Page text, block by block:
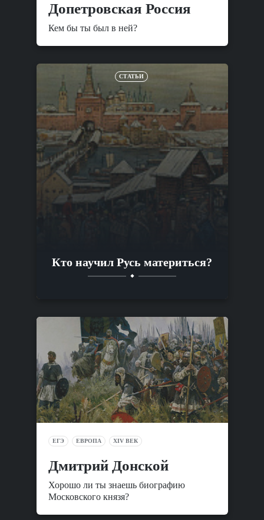
Допетровская Россия
Кем бы ты был в ней?
СТАТЬИ
Кто научил Русь материться?
ЕГЭ ЕВРОПА XIV ВЕК
Дмитрий Донской
Хорошо ли ты знаешь биографию
Московского князя?